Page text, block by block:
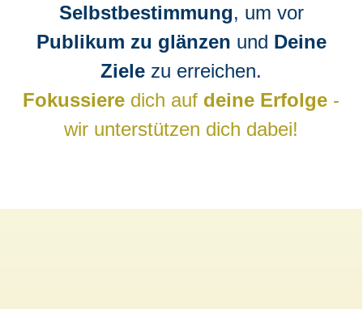
Selbstbestimmung, um vor
Publikum zu glänzen und Deine
Ziele zu erreichen.
Fokussiere dich auf deine Erfolge -
wir unterstützen dich dabei!